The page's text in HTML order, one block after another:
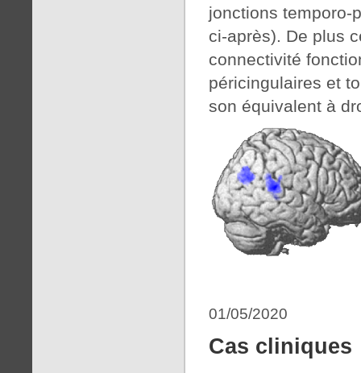
jonctions temporo-
ci-après). De plus
connectivité
péricingulaires et
son équivalent à
01/05/2020
Cas cliniques